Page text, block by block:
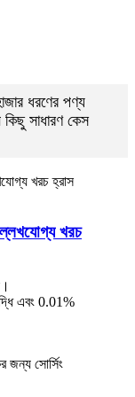
ধরণের পণ্য
সাধারণ কেস
খরচ
এবং 0.01%